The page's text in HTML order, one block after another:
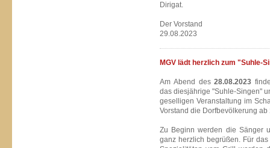
Dirigat.
Der Vorstand
29.08.2023
MGV lädt herzlich zum "Suhle-
Am Abend des28.08.2023
das diesjährige "Suhle-Singen"
geselligen Veranstaltung im
Vorstand die Dorfbevölkerung ab
Zu Beginn werden die Sänger
ganz herzlich begrüßen. Für